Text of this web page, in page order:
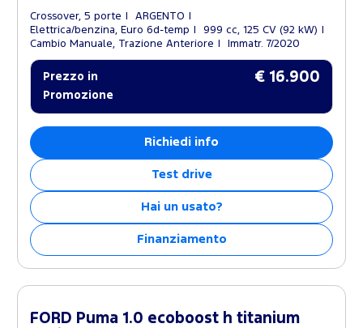
Crossover, 5 porte
ARGENTO
Elettrica/benzina, Euro 6d-temp
999 cc, 125 CV (92 kW)
Cambio Manuale, Trazione Anteriore
Immatr. 7/2020
Prezzo in
Promozione
€ 16.900
Richiedi info
Test drive
Hai un usato?
Finanziamento
FORD Puma 1.0 ecoboost h titanium